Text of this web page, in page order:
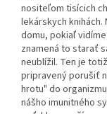
nositeľom tisícich
lekárskych
domu, pokiaľ
znamená to starať
neublížil. Ten je
pripravený porušiť
hrotu" do
nášho imunitného